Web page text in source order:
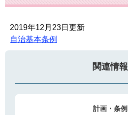
2019年12月23日更新
自治基本条例
関連情報
計画・条例